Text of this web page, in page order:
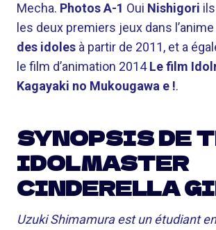
Mecha. Photos A-1 Oui Nishigori
les deux premiers jeux dans l’anime
des idoles à partir de 2011, et a
le film d’animation 2014Le film
Kagayaki no Mukougawa e !.
SYNOPSIS DE
IDOLMASTER
CINDERELLA
Uzuki Shimamura est un étudiant